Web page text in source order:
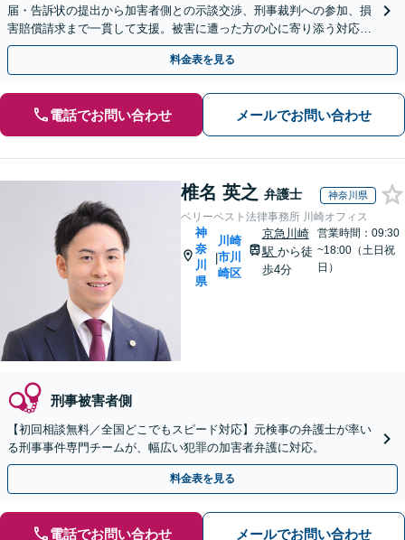
届・告訴状の提出から加害者側との示談交渉、刑事裁判への参加、損
害賠償請求まで一貫して支援。被害に遭った方の心に寄り添う対応を
徹底しています。一人で抱え込まず、まずはご相談ください。
料金表を見る
電話でお問い合わせ メールでお問い合わせ
椎名 英之 弁護士 神奈川県
ベリーベスト法律事務所 川崎オフィス
神
奈
川
県
|
川崎
市川
崎区
京急川崎
駅 から徒
歩4分
営業時間：09:30
~18:00（土日祝
日）
刑事被害者側
【初回相談無料／全国どこでもスピード対応】元検事の弁護士が率い
る刑事事件専門チームが、幅広い犯罪の加害者弁護に対応。
料金表を見る
電話でお問い合わせ メールでお問い合わせ